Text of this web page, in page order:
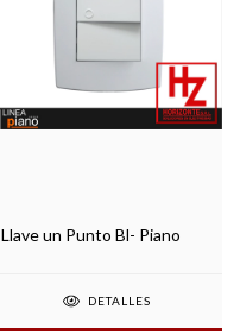
Llave un Punto Bl- Piano
DETALLES